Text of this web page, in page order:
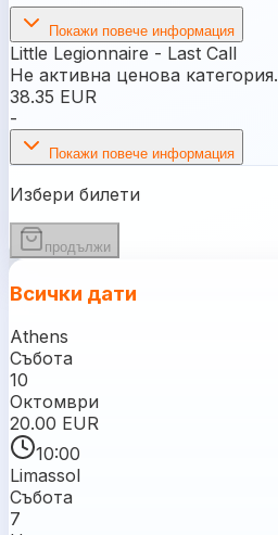
Покажи повече информация
Little Legionnaire - Last Call
Не активна ценова категория.
38.35 EUR
-
Покажи повече информация
Избери билети
продължи
Всички дати
Athens
Събота
10
Октомври
20.00 EUR
10:00
Limassol
Събота
7